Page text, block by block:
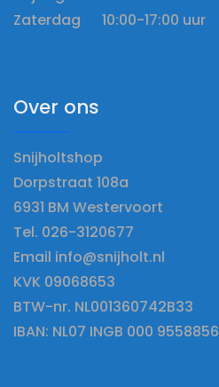
Zaterdag 10:00-17:00 uur
Over ons
Snijholtshop
Dorpstraat 108a
6931 BM Westervoort
Tel. 026-3120677
Email info@snijholt.nl
KVK 09068653
BTW-nr. NL001360742B33
IBAN: NL07 INGB 000 9558856